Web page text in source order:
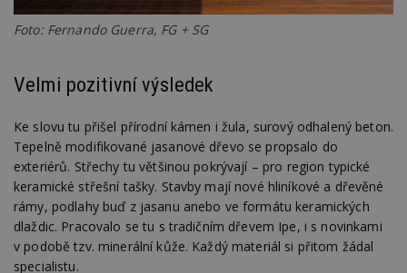
Foto: Fernando Guerra, FG + SG
Velmi pozitivní výsledek
Ke slovu tu přišel přírodní kámen i žula, surový odhalený beton.
Tepelně modifikované jasanové dřevo se propsalo do
exteriérů. Střechy tu většinou pokrývají – pro region typické
keramické střešní tašky. Stavby mají nové hliníkové a dřevěné
rámy, podlahy buď z jasanu anebo ve formátu keramických
dlaždic. Pracovalo se tu s tradičním dřevem Ipe, i s novinkami
v podobě tzv. minerální kůže. Každý materiál si přitom žádal
specialistu.